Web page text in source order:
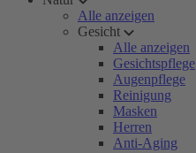
Alle anzeigen
Gesicht
Alle anzeigen
Gesichtspflege
Augenpflege
Reinigung
Masken
Herren
Anti-Aging